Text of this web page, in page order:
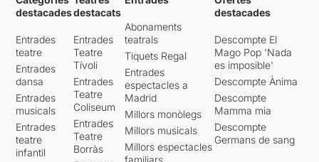
destacades
Entrades
teatre
Entrades
dansa
Entrades
musicals
Entrades
teatre
infantil
destacats
Entrades
Teatre
Tívoli
Entrades
Teatre
Coliseum
Entrades
Teatre
Borràs
Abonaments
teatrals
Tiquets Regal
Entrades
espectacles a
Madrid
Millors monòlegs
Millors musicals
Millors espectacles
destacades
Descompte El
Mago Pop 'Nada
es imposible'
Descompte Ànima
Descompte
Mamma mia
Descompte
Germans de sang